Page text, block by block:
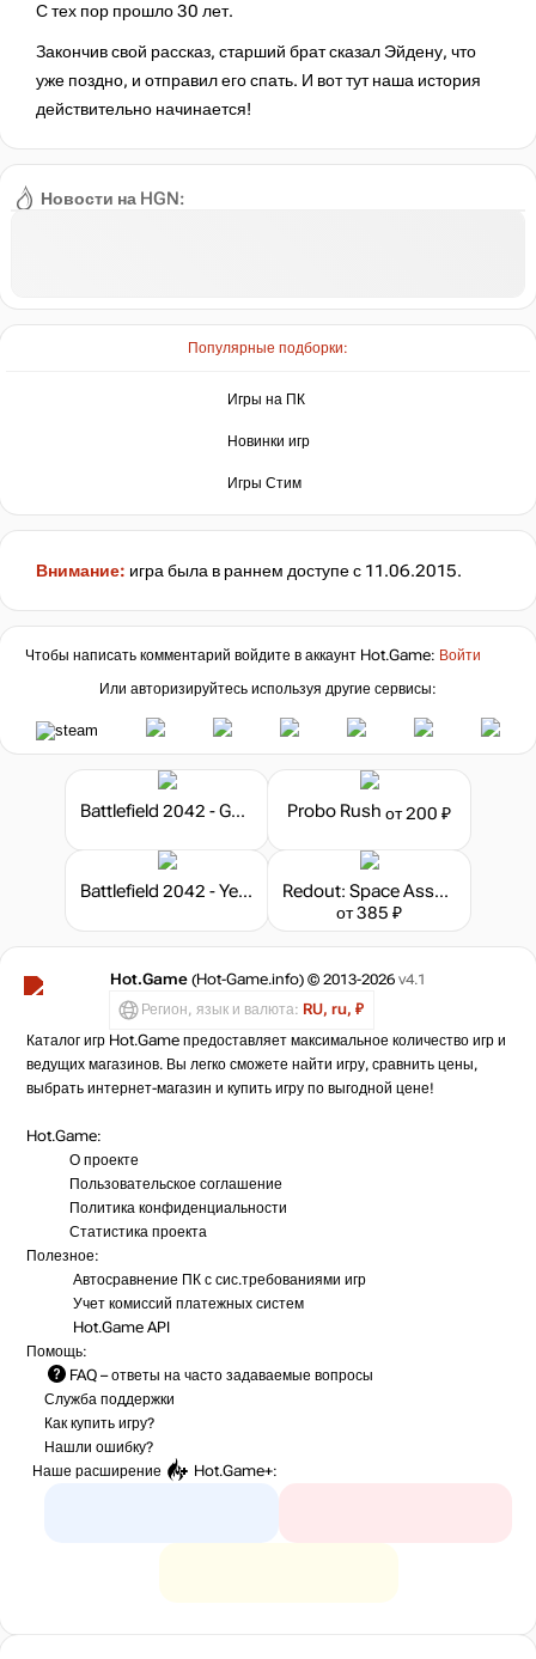
Новости на HGN:
Популярные подборки:
Игры на ПК
Новинки игр
Игры Стим
С тех пор прошло 30 лет.
Закончив свой рассказ, старший брат сказал Эйдену, что
уже поздно, и отправил его спать. И вот тут наша история
действительно начинается!
Внимание: игра была в раннем доступе с 11.06.2015.
Чтобы написать комментарий войдите в аккаунт Hot.Game: Войти
Или авторизируйтесь используя другие сервисы:
Battlefield 2042 - Gold Edition Probo Rush от 200 ₽
Battlefield 2042 - Year 1 Pass
Redout: Space Assault
от 385 ₽
Hot.Game (Hot-Game.info) © 2013-2026 v4.1
Регион, язык и валюта: RU, ru, ₽
Каталог игр Hot.Game предоставляет максимальное количество игр и
ведущих магазинов. Вы легко сможете найти игру, сравнить цены,
выбрать интернет-магазин и купить игру по выгодной цене!
Hot.Game:
О проекте
Пользовательское соглашение
Политика конфиденциальности
Статистика проекта
Полезное:
Автосравнение ПК с сис.требованиями игр
Учет комиссий платежных систем
Hot.Game API
Помощь:
FAQ – ответы на часто задаваемые вопросы
Служба поддержки
Как купить игру?
Нашли ошибку?
Наше расширение
Hot.Game+: